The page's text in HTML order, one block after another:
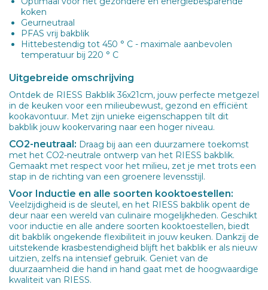
koken
Geurneutraal
PFAS vrij bakblik
Hittebestendig tot 450 ° C - maximale aanbevolen
temperatuur bij 220 ° C
Uitgebreide omschrijving
Ontdek de RIESS Bakblik 36x21cm, jouw perfecte metgezel
in de keuken voor een milieubewust, gezond en efficiënt
kookavontuur. Met zijn unieke eigenschappen tilt dit
bakblik jouw kookervaring naar een hoger niveau.
CO2-neutraal: Draag bij aan een duurzamere toekomst
met het CO2-neutrale ontwerp van het RIESS bakblik.
Gemaakt met respect voor het milieu, zet je met trots een
stap in de richting van een groenere levensstijl.
Voor Inductie en alle soorten kooktoestellen:
Veelzijdigheid is de sleutel, en het RIESS bakblik opent de
deur naar een wereld van culinaire mogelijkheden. Geschikt
voor inductie en alle andere soorten kooktoestellen, biedt
dit bakblik ongekende flexibiliteit in jouw keuken. Dankzij de
uitstekende krasbestendigheid blijft het bakblik er als nieuw
uitzien, zelfs na intensief gebruik. Geniet van de
duurzaamheid die hand in hand gaat met de hoogwaardige
kwaliteit van RIESS.